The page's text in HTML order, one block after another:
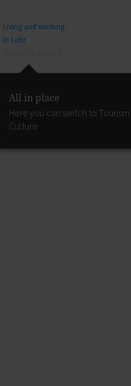
Living and working
in Lohr
All in place
Here you can switch to
Culture